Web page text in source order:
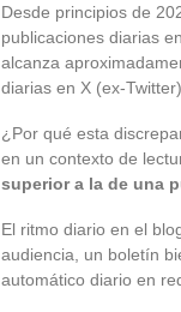
Desde principios de
publicaciones diarias
alcanza
diarias en X (ex-Twitter).
¿Por qué esta
en un contexto de
superior a la de una
El ritmo diario en el
audiencia, un boletín
automático diario en